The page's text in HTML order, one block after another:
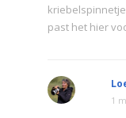
past het hier
1